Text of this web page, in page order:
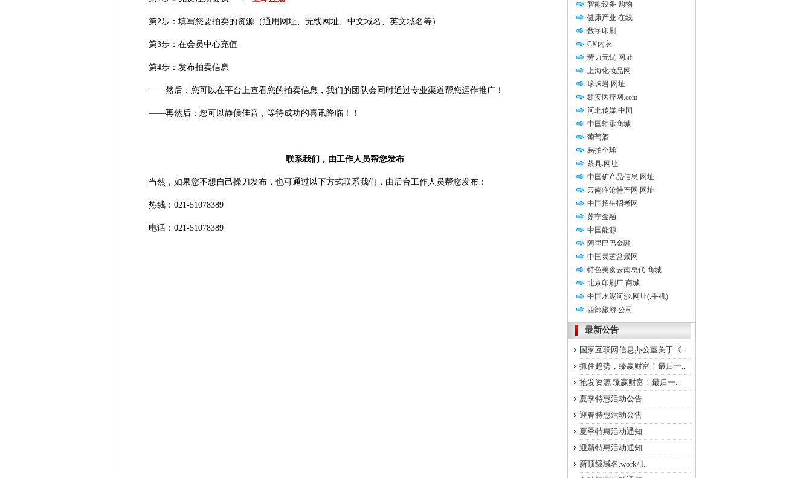
第2步：填写您要拍卖的资源（通用网址、无线网址、中文域名、英文域名等）
第3步：在会员中心充值
第4步：发布拍卖信息
——然后：您可以在平台上查看您的拍卖信息，我们的团队会同时通过专业渠道帮您运作推广！
——再然后：您可以静候佳音，等待成功的喜讯降临！！
联系我们，由工作人员帮您发布
当然，如果您不想自己操刀发布，也可通过以下方式联系我们，由后台工作人员帮您发布：
热线：021-51078389
电话：021-51078389
智能设备.购物
健康产业.在线
数字印刷
CK内衣
劳力无忧.网址
上海化妆品网
珍珠岩.网址
雄安医疗网.com
河北传媒.中国
中国轴承商城
葡萄酒
易拍全球
茶具.网址
中国矿产品信息.网址
云南临沧特产网.网址
中国招生招考网
苏宁金融
中国能源
阿里巴巴金融
中国灵芝盆景网
特色美食云南总代.商城
北京印刷厂.商城
中国水泥河沙.网址(.手机)
西部旅游.公司
最新公告
国家互联网信息办公室关于《..
抓住趋势，臻赢财富！最后一..
抢发资源 臻赢财富！最后一..
夏季特惠活动公告
迎春特惠活动公告
夏季特惠活动通知
迎新特惠活动通知
新顶级域名.work/.l..